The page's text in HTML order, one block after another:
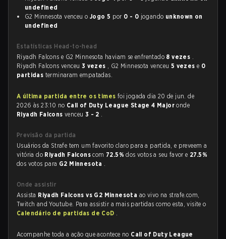
undefined
G2 Minnesota venceu o Jogo 5 por 0 - 0 jogando unknown on
undefined
Estatísticas Head-to-head
Riyadh Falcons e G2 Minnesota haviam se enfrentado 8 vezes .
Riyadh Falcons venceu 3 vezes , G2 Minnesota venceu 5 vezese 0
partidas terminaram empatadas.
A última partida entre os times foi jogada dia 20 de jun. de
2026 às 23:10 no Call of Duty League Stage 4 Majoronde
Riyadh Falcons venceu 3 - 2 .
Previsão da partida
Usuários da Strafe tem um favorito claro para a partida, e preveem a
vitória do Riyadh Falconscom 72.5%dos votos a seu favor e 27.5%
dos votos para G2 Minnesota .
Onde assistir
Assista Riyadh Falcons vs G2 Minnesota ao vivo na strafe.com,
Twitch and Youtube. Para assistir a mais partidas como esta, visite o
Calendário de partidas de CoD .
Acompanhe toda a ação que acontece no Call of Duty League